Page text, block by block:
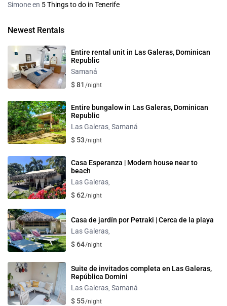
Simoneen 5 Things to do in Tenerife
Newest Rentals
Entire rental unit in Las Galeras, Dominican
Republic
Samaná
$ 81 /night
Entire bungalow in Las Galeras, Dominican
Republic
Las Galeras,Samaná
$ 53/night
Casa Esperanza | Modern house near to
beach
Las Galeras,
$ 62/night
Casa de jardín por Petraki | Cerca de la playa
Las Galeras
$ 64/night
Suite de invitados completa en Las Galeras,
República Domini
Las Galeras,Samaná
$ 55/night